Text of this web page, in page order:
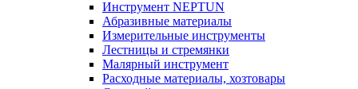
Инструмент NEPTUN
Абразивные материалы
Измерительные инструменты
Лестницы и стремянки
Малярный инструмент
Расходные материалы, хозтовары